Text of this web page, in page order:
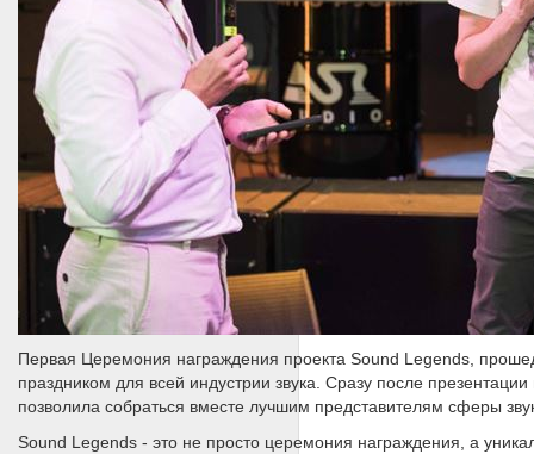
Первая Церемония награждения проекта Sound Legends,
праздником для всей индустрии звука. Сразу после
позволила собраться вместе лучшим представителям сферы
Sound Legends - это не просто церемония награждения, а